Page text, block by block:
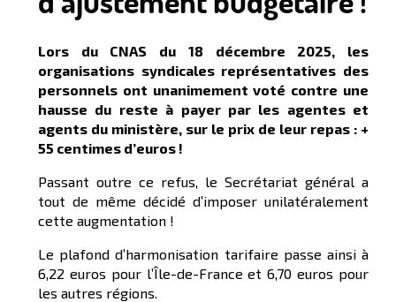
Lors du CNAS du 18 décembre 2025, les
organisations syndicales représentatives des
personnels ont unanimement voté contre une
hausse du reste à payer par les agentes et
agents du ministère, sur le prix de leur repas : +
55 centimes d’euros !
Passant outre ce refus, le Secrétariat général a
tout de même décidé d’imposer unilatéralement
cette augmentation !
Le plafond d’harmonisation tarifaire passe ainsi à
6,22 euros pour l’Île-de-France et 6,70 euros pour
les autres régions.